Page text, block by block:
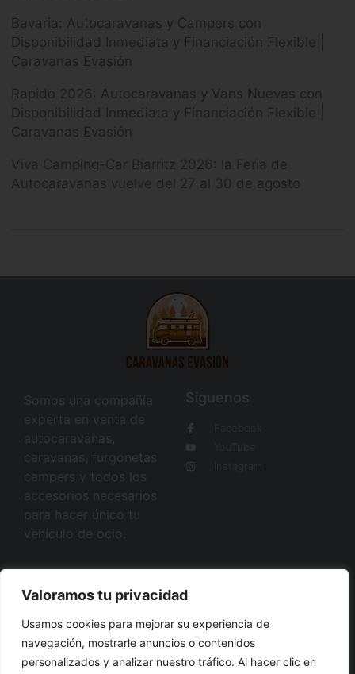
Valoramos tu privacidad
Usamos cookies para mejorar su experiencia de
navegación, mostrarle anuncios o contenidos
personalizados y analizar nuestro tráfico. Al hacer clic en
Bavaria: Autocaravanas y Campers con
Disponibilidad Inmediata y Financiación Flexible |
Caravanas Evasión
Rapido 2026: Autocaravanas y Vans Nuevas con
Disponibilidad Inmediata y Financiación Flexible |
Caravanas Evasión
Viva Camping-Car Biarritz 2026: la Feria de
Autocaravanas vuelve del 27 al 30 de agosto
Somos una compañía
experta en venta de
autocaravanas,
caravanas, furgonetas
campers y todos los
accesorios necesarios
para hacer único tu
vehículo de ocio.
Siguenos
Blog